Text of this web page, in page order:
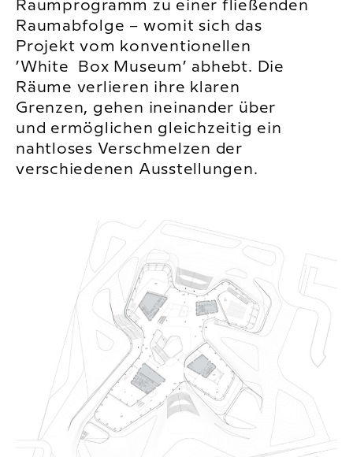
Raumprogramm zu einer fließenden
Raumabfolge – womit sich das
Projekt vom konventionellen
’White Box Museum’ abhebt. Die
Räume verlieren ihre klaren
Grenzen, gehen ineinander über
und ermöglichen gleichzeitig ein
nahtloses Verschmelzen der
verschiedenen Ausstellungen.